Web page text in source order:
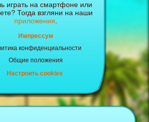
играть на смартфоне или
Тогда взгляни на наши
приложения
Импрессум
конфиденциальности
Общие положения
Настроить cookies